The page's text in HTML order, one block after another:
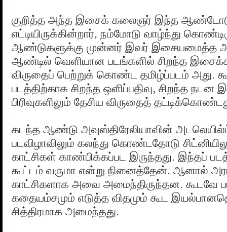
குறித்த அந்த இசைக் கலைஞர் இந்த
எட்டியிருக்கின்றார், நம்மோடு வாழ்ந்து
ஆண்டுகளுக்கு முன்னர் இவர் இசையமைத்த
ஆண்டில் வெளியான படங்களில் சிறந்த
விருதைப் பெற்றுக் கொண்ட தமிழ்ப்படம் அது.
படத்திற்காக சிறந்த ஒளிப்பதிவு, சிறந்த
பிரிவுகளிலும் தேசிய விருதைத்
கடந்த ஆண்டு அவுஸ்திரேலியாவின்
படவிழாவிலும் கலந்து கொண்டதோடு
காட்சிகள் காண்பிக்கப்பட இருந்தது. இந்தப்
கூட்டம் வருமா என்று நினைத்தேன். ஆனால்
காட்சிகளாக அவை அமைந்திருந்தன. கூடவே
கதையம்சமும் எடுத்த விதமும் கூட
சித்திரமாக அமைந்தது.